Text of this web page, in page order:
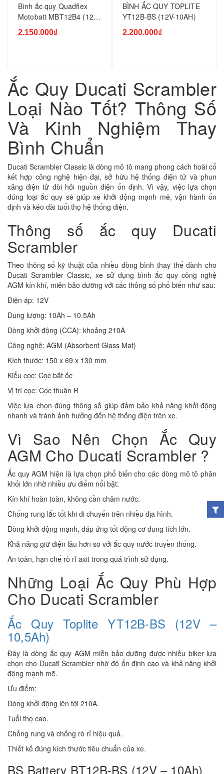
Bình ắc quy Quadflex
Motobatt MBT12B4 (12v-
11ah)
2.150.000₫
BÌNH ẮC QUY TOPLITE
YT12B-BS (12V-10AH)
2.200.000₫
Ắc Quy Ducati Scrambler
Loại Nào Tốt? Thông Số
Và Kinh Nghiệm Thay
Bình Chuẩn
Ducati Scrambler Classic là dòng mô tô mang phong cách hoài cổ
kết hợp công nghệ hiện đại, sở hữu hệ thống điện tử và phun
xăng điện tử đòi hỏi nguồn điện ổn định. Vì vậy, việc lựa chọn
đúng loại ắc quy sẽ giúp xe khởi động mạnh mẽ, vận hành ổn
định và kéo dài tuổi thọ hệ thống điện.
Thông số ắc quy Ducati
Scrambler
Theo thông số kỹ thuật của nhiều dòng bình thay thế dành cho
Ducati Scrambler Classic, xe sử dụng bình ắc quy công nghệ
AGM kín khí, miễn bảo dưỡng với các thông số phổ biến như sau:
Điện áp: 12V
Dung lượng: 10Ah – 10.5Ah
Dòng khởi động (CCA): khoảng 210A
Công nghệ: AGM (Absorbent Glass Mat)
Kích thước: 150 x 69 x 130 mm
Kiểu cọc: Cọc bắt ốc
Vị trí cọc: Cọc thuận R
Việc lựa chọn đúng thông số giúp đảm bảo khả năng khởi động
nhanh và tránh ảnh hưởng đến hệ thống điện trên xe.
Vì Sao Nên Chọn Ắc Quy
AGM Cho Ducati Scrambler ?
Ắc quy AGM hiện là lựa chọn phổ biến cho các dòng mô tô phân
khối lớn nhờ nhiều ưu điểm nổi bật:
Kín khí hoàn toàn, không cần châm nước.
Chống rung lắc tốt khi di chuyển trên nhiều địa hình.
Dòng khởi động mạnh, đáp ứng tốt động cơ dung tích lớn.
Khả năng giữ điện lâu hơn so với ắc quy nước truyền thống.
An toàn, hạn chế rò rỉ axit trong quá trình sử dụng.
Những Loại Ắc Quy Phù Hợp
Cho Ducati Scrambler
Ắc Quy Toplite YT12B-BS (12V –
10,5Ah)
Đây là dòng ắc quy AGM miễn bảo dưỡng được nhiều biker lựa
chọn cho Ducati Scrambler nhờ độ ổn định cao và khả năng khởi
động mạnh mẽ.
Ưu điểm:
Dòng khởi động lên tới 210A.
Tuổi thọ cao.
Chống rung và chống rò rỉ hiệu quả.
Thiết kế đúng kích thước tiêu chuẩn của xe.
BS Battery BT12B-BS (12V – 10Ah)